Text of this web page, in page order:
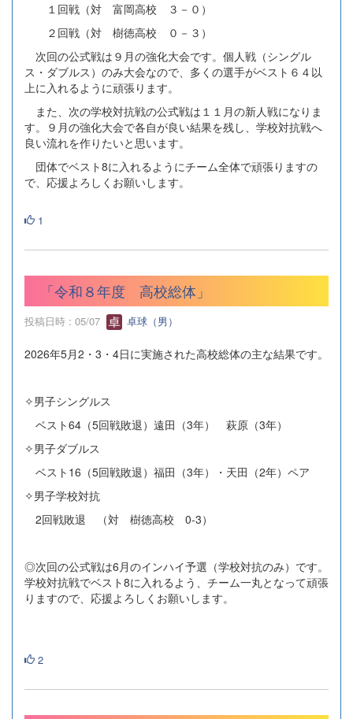
１回戦（対 富岡高校 ３－０）
２回戦（対 樹徳高校 ０－３）
次回の公式戦は９月の強化大会です。個人戦（シングル
ス・ダブルス）のみ大会なので、多くの選手がベスト６４以
上に入れるように頑張ります。
また、次の学校対抗戦の公式戦は１１月の新人戦になりま
す。９月の強化大会で各自が良い結果を残し、学校対抗戦へ
良い流れを作りたいと思います。
団体でベスト8に入れるようにチーム全体で頑張りますの
で、応援よろしくお願いします。
1
「令和８年度 高校総体」
投稿日時 : 05/07 卓球（男）
2026年5月2・3・4日に実施された高校総体の主な結果です。
✧男子シングルス
ベスト64（5回戦敗退）遠田（3年） 萩原（3年）
✧男子ダブルス
ベスト16（5回戦敗退）福田（3年）・天田（2年）ペア
✧男子学校対抗
2回戦敗退 （対 樹徳高校 0-3）
◎次回の公式戦は6月のインハイ予選（学校対抗のみ）です。
学校対抗戦でベスト8に入れるよう、チーム一丸となって頑張
りますので、応援よろしくお願いします。
2